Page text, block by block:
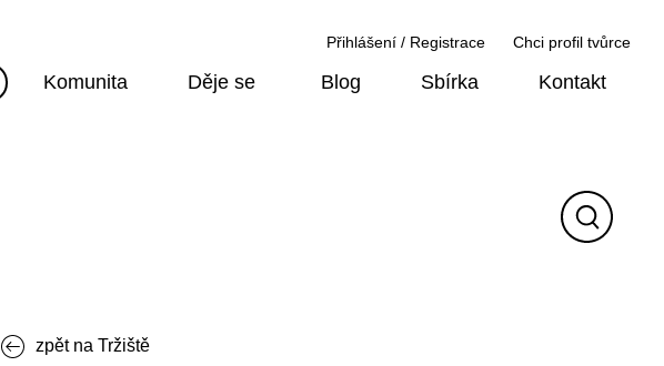
Přihlášení / Registrace Chci profil tvůrce
Komunita Děje se Blog Sbírka Kontakt
zpět na Tržiště